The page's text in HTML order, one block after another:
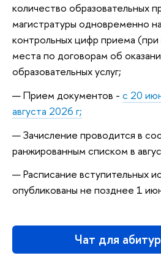
количество образовательных
магистратуры одновременно
контрольных цифр приема (при
места по договорам об
образовательных услуг;
Прием документов - с 20
августа 2026 г;
Зачисление проводится в
ранжированным списком в
Расписание вступительных
опубликованы не позднее 1
Чат для